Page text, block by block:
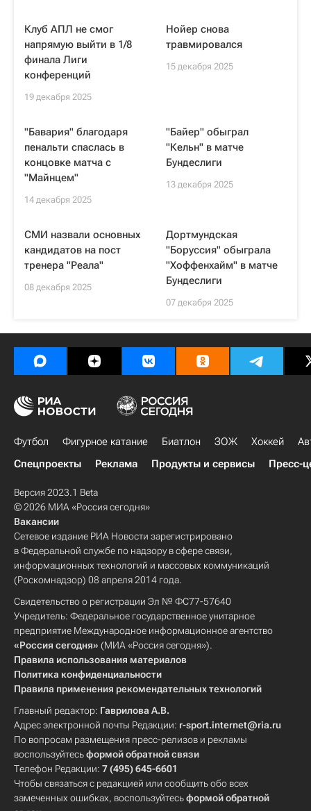
Клуб АПЛ не смог
напрямую выйти в 1/8
финала Лиги
конференций
19 декабря 2025
Нойер снова
травмировался
15 декабря 2025
"Бавария" благодаря
пенальти спаслась в
концовке матча с
"Майнцем"
14 декабря 2025
"Байер" обыграл
"Кельн" в матче
Бундеслиги
13 декабря 2025
СМИ назвали основных
кандидатов на пост
тренера "Реала"
08 декабря 2025
Дортмундская
"Боруссия" обыграла
"Хоффенхайм" в матче
Бундеслиги
07 декабря 2025
Футбол Фигурное катание Биатлон ЗОЖ Хоккей
Спецпроекты
Реклама Продукты и сервисы Пресс-
Версия 2023.1 Beta
© 2026 МИА «Россия сегодня»
Вакансии
Сетевое издание РИА Новости зарегистрировано
в Федеральной службе по надзору в сфере связи,
информационных технологий и массовых коммуникаций
(Роскомнадзор) 08 апреля 2014 года.
Свидетельство о регистрации Эл № ФС77-57640
Учредитель: Федеральное государственное унитарное
предприятие Международное информационное агентство
«Россия сегодня» (МИА «Россия сегодня»).
Правила использования материалов
Политика конфиденциальности
Правила применения рекомендательных технологий
Главный редактор: Гаврилова А.В.
Адрес электронной почты Редакции: r-sport.internet@ria.ru
По вопросам размещения пресс-релизов и рекламы
воспользуйтесьформой обратной связи
Телефон Редакции: 7 (495) 645-6601
Чтобы связаться с редакцией или сообщить обо всех
замеченных ошибках, воспользуйтесьформой обратной